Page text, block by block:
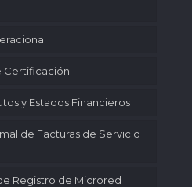
Certificación
y Estados Financieros
de Facturas de Servicio
Registro de Microred